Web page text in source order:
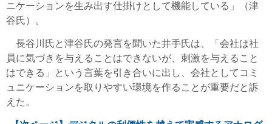
ニケーションを生み出す仕掛けとして機能している」（津
谷氏）。
長谷川氏と津谷氏の発言を聞いた井手氏は、「会社は社
員に気づきを与えることはできないが、刺激を与えること
はできる」という言葉を引き合いに出し、会社としてコミ
ュニケーションを取りやすい環境を作ることが重要だと訴
えた。